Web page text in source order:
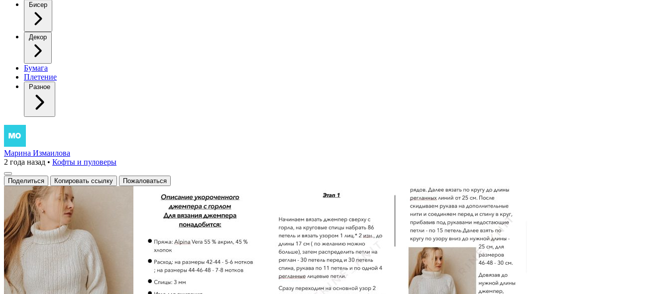
Бисер
Декор
Бумага
Плетение
Разное
Укороченный
свитер
с
горлом
Марина Измаилова
2 года назад • Кофты и пуловеры
Поделиться Копировать ссылку Пожаловаться